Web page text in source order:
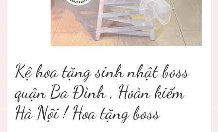
Kệ hoa tặng sinh nhật boss
quận Ba Đình , Hoàn kiếm
Hà Nội ! Hoa tặng boss